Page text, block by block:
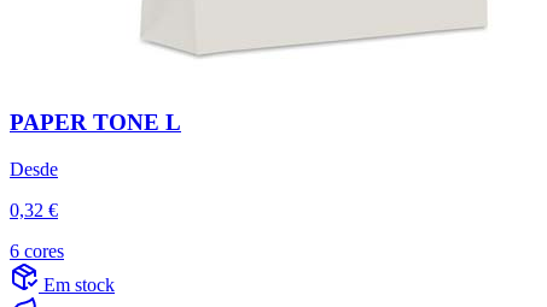
PAPER TONE L
Desde
0,32 €
6 cores
Em stock